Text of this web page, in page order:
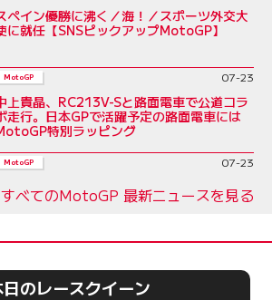
ペイン優勝に沸く／海！／スポーツ外交大
に就任【SNSピックアップMotoGP】
MotoGP 07-23
上貴晶、RC213V-Sと路面電車で公道コラ
走行。日本GPで活躍予定の路面電車には
特別ラッピング
MotoGP 07-23
すべてのMotoGP 最新ニュースを見る
のレースクイーン